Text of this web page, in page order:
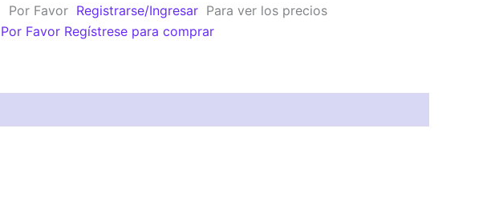
cantidad
Por Favor Registrarse/Ingresar Para ver los precios
Por Favor Regístrese para comprar